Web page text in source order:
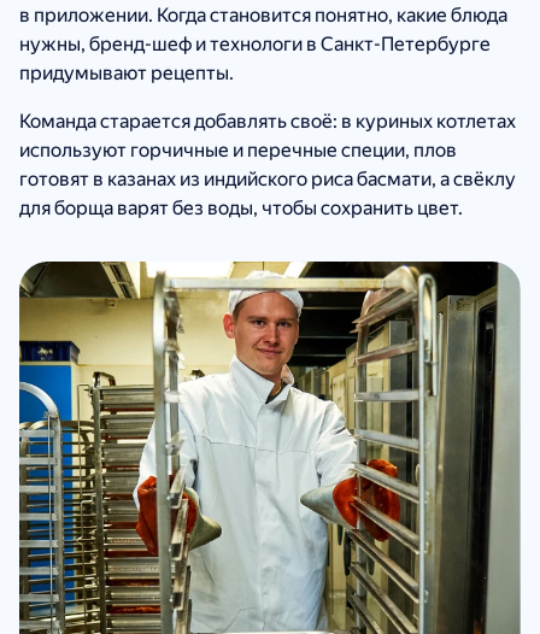
в приложении. Когда становится понятно, какие блюда
нужны, бренд-шеф и технологи в Санкт-Петербурге
придумывают рецепты.
Команда старается добавлять своё: в куриных котлетах
используют горчичные и перечные специи, плов
готовят в казанах из индийского риса басмати, а свёклу
для борща варят без воды, чтобы сохранить цвет.